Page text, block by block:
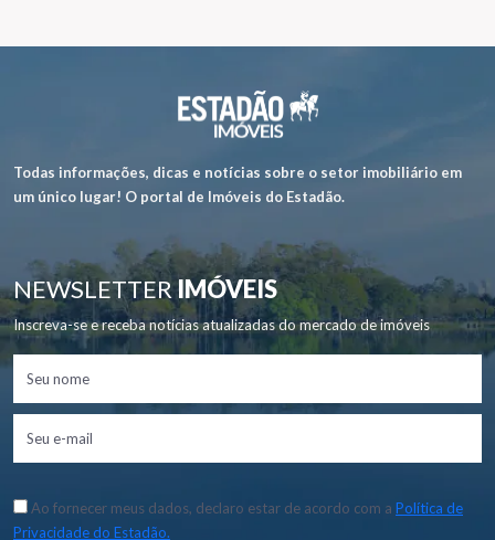
Todas informações, dicas e notícias sobre o setor imobiliário em
um único lugar! O portal de Imóveis do Estadão.
NEWSLETTERIMÓVEIS
Inscreva-se e receba notícias atualizadas do mercado de imóveis
Ao fornecer meus dados, declaro estar de acordo com a Política de
Privacidade do Estadão.